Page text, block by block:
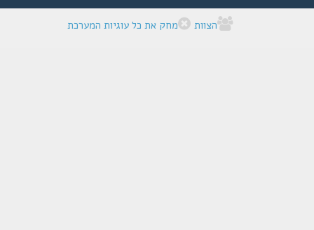
הצוות מחק את כל עוגיות המערכת